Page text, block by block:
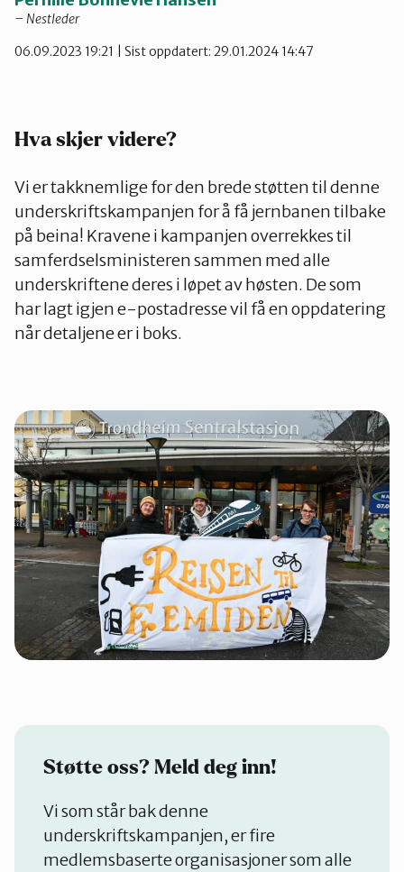
Telemark
Vestfold
Østfold
Rogaland
– Nestleder
06.09.2023 19:21
| Sist oppdatert: 29.01.2024 14:47
Hva skjer videre?
Vi er takknemlige for den brede støtten til denne
underskriftskampanjen for å få jernbanen tilbake
på beina! Kravene i kampanjen overrekkes til
samferdselsministeren sammen med alle
underskriftene deres i løpet av høsten. De som
har lagt igjen e-postadresse vil få en oppdatering
når detaljene er i boks.
Støtte oss? Meld deg inn!
Vi som står bak denne
underskriftskampanjen, er fire
medlemsbaserte organisasjoner som alle